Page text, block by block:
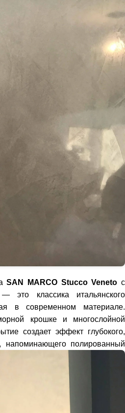
SAN MARCO Stucco Veneto с
это классика итальянского
в современном материале.
крошке и многослойной
создает эффект глубокого,
напоминающего полированный